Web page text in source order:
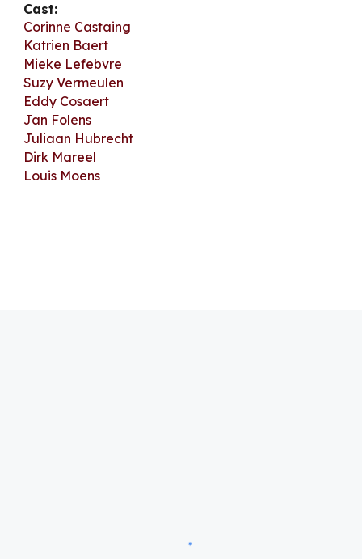
Cast:
Corinne Castaing
Katrien Baert
Mieke Lefebvre
Suzy Vermeulen
Eddy Cosaert
Jan Folens
Juliaan Hubrecht
Dirk Mareel
Louis Moens